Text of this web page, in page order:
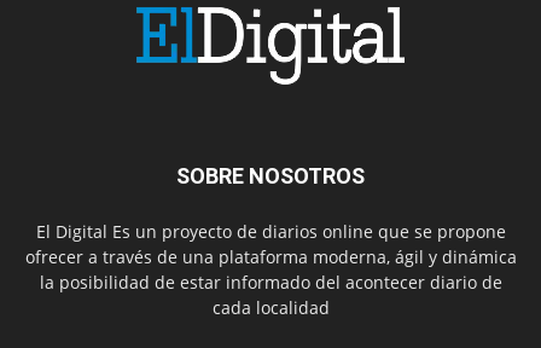
SOBRE NOSOTROS
El Digital Es un proyecto de diarios online que se propone
ofrecer a través de una plataforma moderna, ágil y dinámica
la posibilidad de estar informado del acontecer diario de
cada localidad